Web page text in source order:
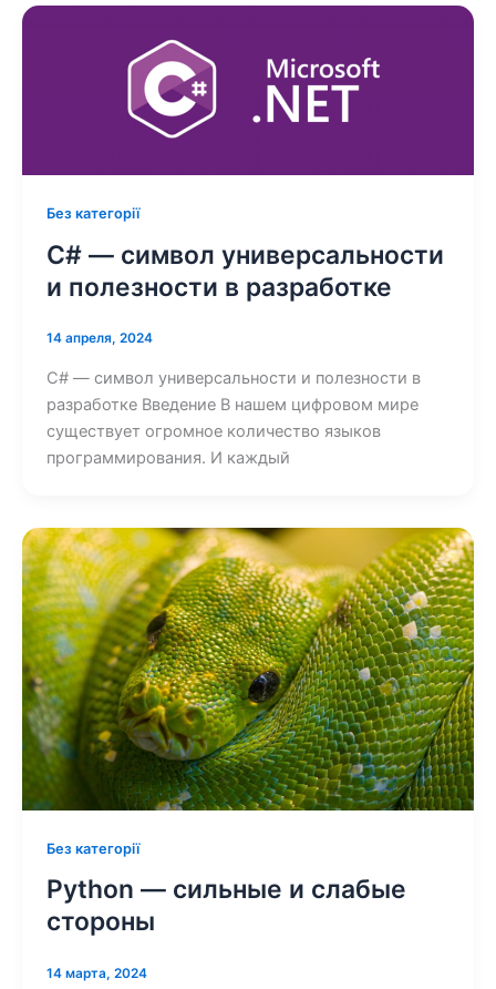
Без категорії
C# — символ универсальности
и полезности в разработке
14 апреля, 2024
C# — символ универсальности и полезности в
разработке Введение В нашем цифровом мире
существует огромное количество языков
программирования. И каждый
Без категорії
Python — сильные и слабые
стороны
14 марта, 2024